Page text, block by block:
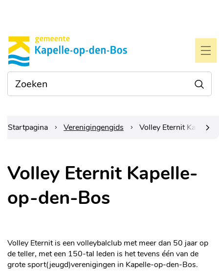
Gemeente
Kapelle-
op-
den-
Waarmee
kunnen
we je
naar
Startpagina Verenigingengids Volley Eternit
Volley Eternit Kapelle-
op-den-Bos
Volley Eternit is een volleybalclub met meer dan 50 jaar op
de teller, met een 150-tal leden is het tevens één van de
grote sport(jeugd)verenigingen in Kapelle-op-den-Bos.